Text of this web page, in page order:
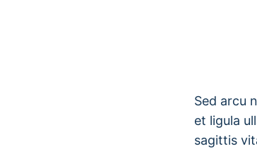
Sed arcu
et ligula
sagittis